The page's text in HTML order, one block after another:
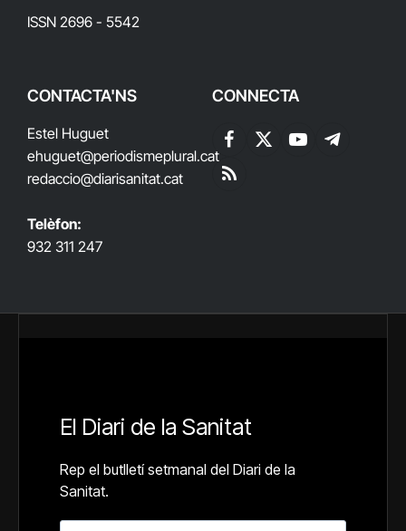
ISSN 2696 - 5542
CONTACTA'NS
Estel Huguet
ehuguet@periodismeplural.cat
redaccio@diarisanitat.cat
Telèfon:
932 311 247
CONNECTA
Facebook
X
YouTubeTelegram
RSS